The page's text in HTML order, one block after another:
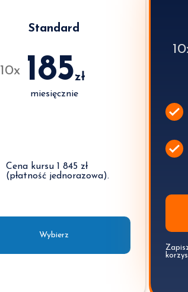
Standard
10x 185zł
miesięcznie
Cena kursu 1 845 zł
(płatność jednorazowa).
Wybierz